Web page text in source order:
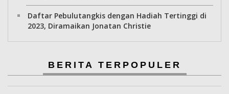
Daftar Pebulutangkis dengan Hadiah Tertinggi di
2023, Diramaikan Jonatan Christie
BERITA TERPOPULER